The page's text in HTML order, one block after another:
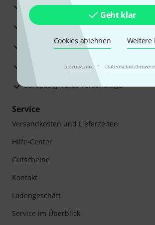
Geht klar
Cookies ablehnen Weitere
Impressum ·
30 Tage Money-Back-Garantie
Reparaturservice
Beratung durch Fachexperten
Zufriedenheitsgarantie
Europas größtes Versandlager
Service
Versandkosten und Lieferzeiten
Hilfe-Center
Gutscheine
Kontakt
Ladengeschäft
Service im Überblick